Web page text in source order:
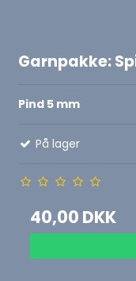
Garnpakke:
Pind 5 mm
På lager
40,00 DKK